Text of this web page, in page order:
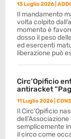
13 Luglio 2026 |
Il mandamento
volta colpito
momento è
dosso il peso
ed esercenti
liberazione può
Circ’Opificio
antiracket
11 Luglio 2026 |
Il Circ’Opificio
semplicemente
il circo come